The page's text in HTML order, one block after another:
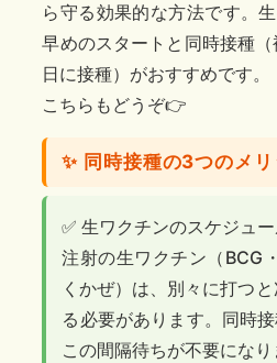
ら守る効果的な方法です。
早めのスタートと同時接種
日に接種）がおすすめです。
こちらもどうぞ👉️
✨ 同時接種の3つのメリ
✅ 生ワクチンのスケジュー
注射の生ワクチン（BCG
くかぜ）は、別々に打つ
る必要があります。同時接
この間隔待ちが不要になり